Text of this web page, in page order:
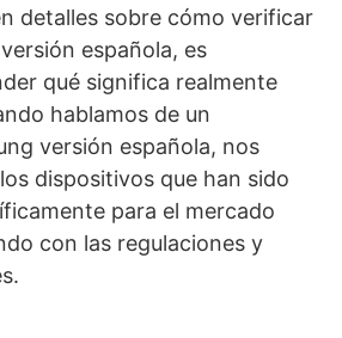
detalles sobre cómo verificar
española, es
qué significa realmente
hablamos de un
versión española, nos
dispositivos que han sido
para el mercado
con las regulaciones y